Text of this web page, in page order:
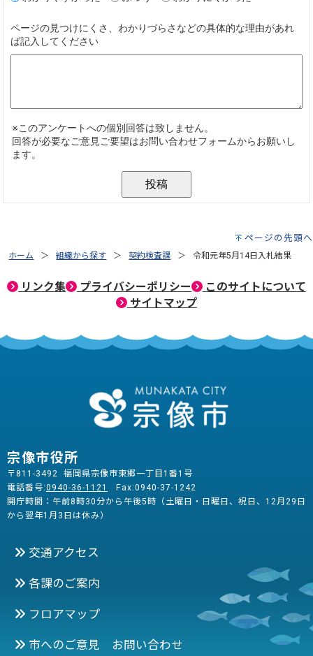
ページの先頭へ
ホーム 組織から探す 契約検査課 令和元年5月14日入札結果
リンク集 プライバシーポリシー
このサイトについて
サイトマップ
宗像市役所
〒811-3492 福岡県宗像市東郷一丁目1番1号
電話番号:0940-36-1121
Fax:0940-37-1242
開庁時間：午前8時30分から午後5時（土曜日・日曜日、祝日、12月29日
から翌年1月3日は休み）
交通アクセス
各課のご案内
フロアマップ
市へのご意見 お問い合わせ